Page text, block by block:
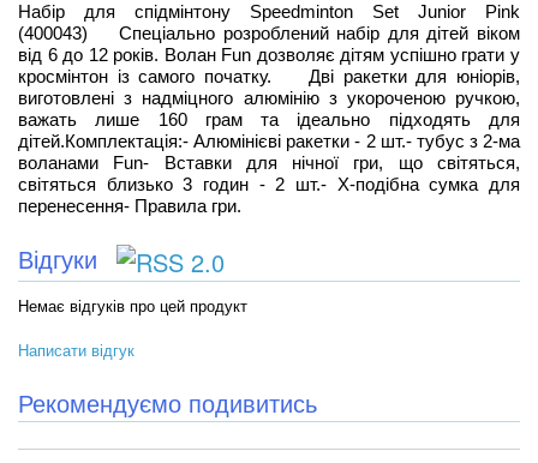
Набір для спідмінтону Speedminton Set Junior Pink
(400043) Спеціально розроблений набір для дітей віком
від 6 до 12 років. Волан Fun дозволяє дітям успішно грати у
кросмінтон із самого початку. Дві ракетки для юніорів,
виготовлені з надміцного алюмінію з укороченою ручкою,
важать лише 160 грам та ідеально підходять для
дітей.Комплектація:- Алюмінієві ракетки - 2 шт.- тубус з 2-ма
воланами Fun- Вставки для нічної гри, що світяться,
світяться близько 3 годин - 2 шт.- Х-подібна сумка для
перенесення- Правила гри.
Відгуки
Немає відгуків про цей продукт
Написати відгук
Рекомендуємо подивитись